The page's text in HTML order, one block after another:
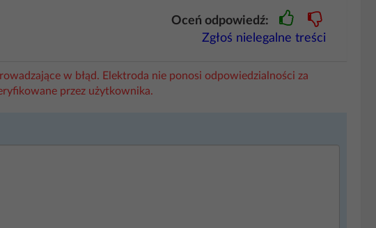
Oceń odpowiedź:
Zgłoś nielegalne treści
w błąd. Elektroda nie ponosi odpowiedzialności za
przez użytkownika.